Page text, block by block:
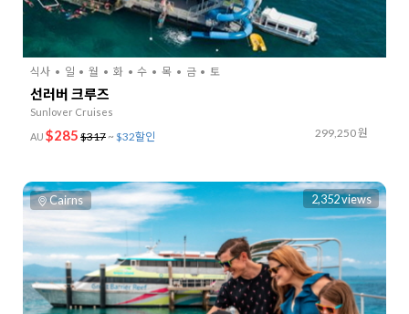
식사 일 월 화 수 목 금 토
선러버 크루즈
Sunlover Cruises
299,250 원
AU $285 $317 ~ $32할인
Cairns 2,352 views